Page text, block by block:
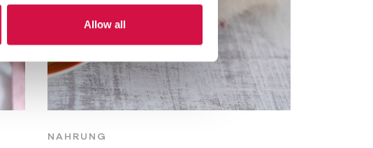
Allow all
NAHRUNG